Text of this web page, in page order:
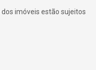
imóveis estão sujeitos